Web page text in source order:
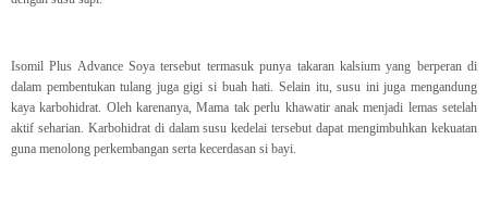
Isomil Plus Advance Soya tersebut termasuk punya takaran kalsium yang berperan di
dalam pembentukan tulang juga gigi si buah hati. Selain itu, susu ini juga mengandung
kaya karbohidrat. Oleh karenanya, Mama tak perlu khawatir anak menjadi lemas setelah
aktif seharian. Karbohidrat di dalam susu kedelai tersebut dapat mengimbuhkan kekuatan
guna menolong perkembangan serta kecerdasan si bayi.